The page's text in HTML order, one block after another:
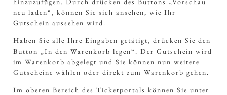
neu laden“, können Sie sich ansehen, wie Ihr
Gutschein aussehen wird.
Haben Sie alle Ihre Eingaben getätigt, drücken Sie den
Button „In den Warenkorb legen“. Der Gutschein wird
im Warenkorb abgelegt und Sie können nun weitere
Gutscheine wählen oder direkt zum Warenkorb gehen.
Im oberen Bereich des Ticketportals können Sie unter